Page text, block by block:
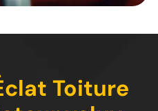
Toiture